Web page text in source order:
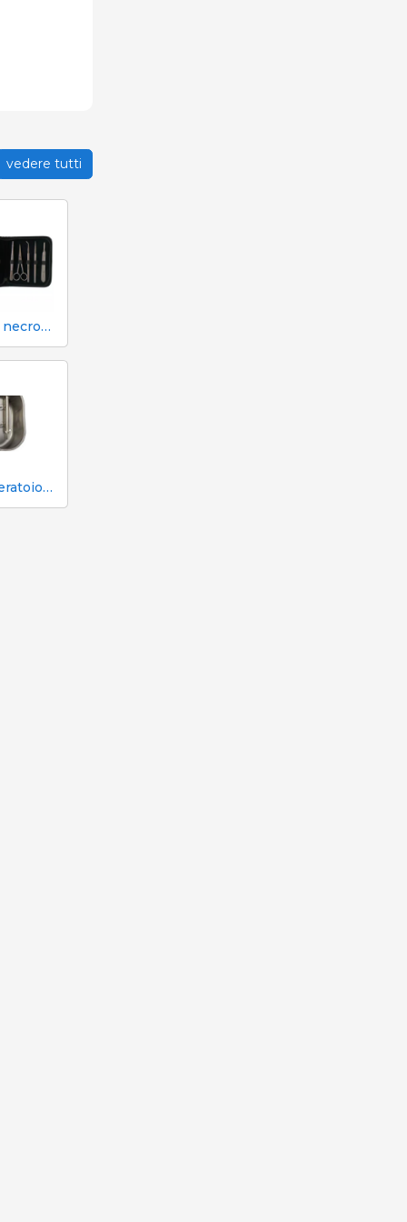
vedere tutti
Kit per necroscopia e dissezione 333 - 7 strumenti
Abbeveratoio Aco Funki per scrofe Multi-Drinker MULTI